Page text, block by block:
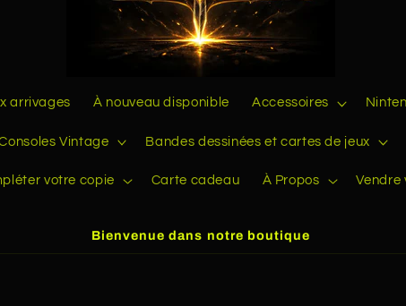
arrivages À nouveau disponible Accessoires
Vintage Bandes dessinées et cartes de jeux
votre copie Carte cadeau À Propos Vendre
Bienvenue dans notre boutique